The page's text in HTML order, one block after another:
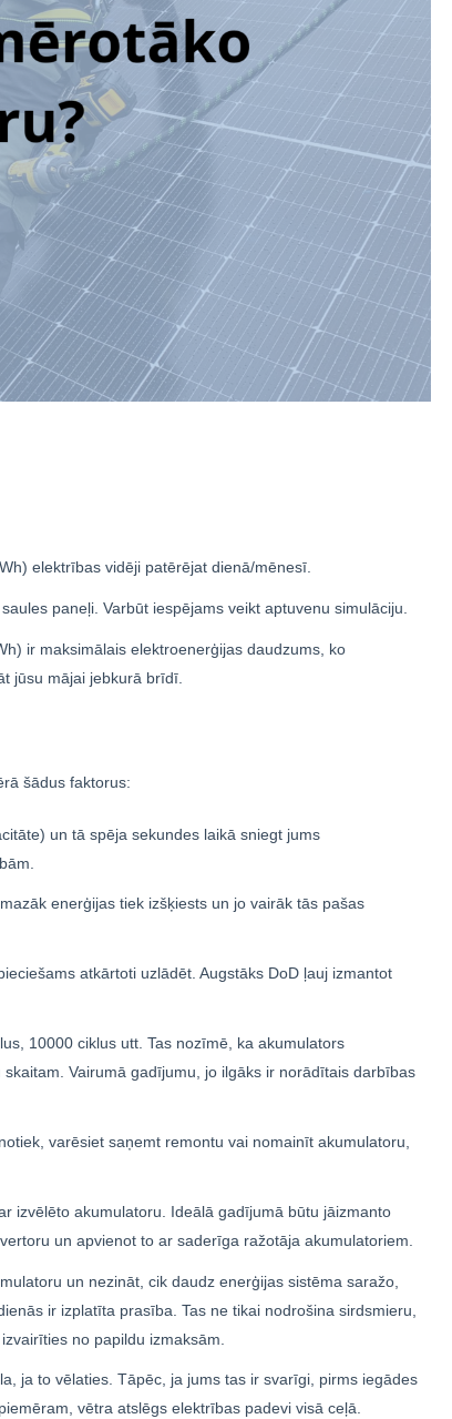
elektrības vidēji patērējat dienā/mēnesī.
paneļi. Varbūt iespējams veikt aptuvenu simulāciju.
ir maksimālais elektroenerģijas daudzums, ko
jūsu mājai jebkurā brīdī.
šādus faktorus:
un tā spēja sekundes laikā sniegt jums
enerģijas tiek izšķiests un jo vairāk tās pašas
atkārtoti uzlādēt. Augstāks DoD ļauj izmantot
10000 ciklus utt. Tas nozīmē, ka akumulators
Vairumā gadījumu, jo ilgāks ir norādītais darbības
varēsiet saņemt remontu vai nomainīt akumulatoru,
izvēlēto akumulatoru. Ideālā gadījumā būtu jāizmanto
un apvienot to ar saderīga ražotāja akumulatoriem.
un nezināt, cik daudz enerģijas sistēma saražo,
ir izplatīta prasība. Tas ne tikai nodrošina sirdsmieru,
no papildu izmaksām.
ja to vēlaties. Tāpēc, ja jums tas ir svarīgi, pirms iegādes
vētra atslēgs elektrības padevi visā ceļā.